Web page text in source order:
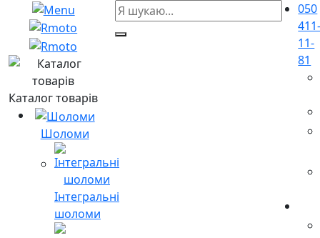
Каталог товарів
Шоломи
Інтегральні
шоломи
050
11-
81